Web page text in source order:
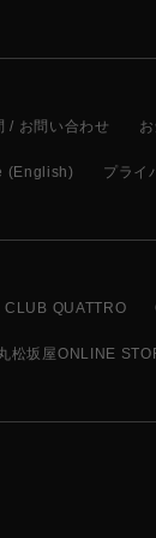
/ お問い合わせ
(English) プライ
CLUB QUATTRO
松坂屋ONLINE